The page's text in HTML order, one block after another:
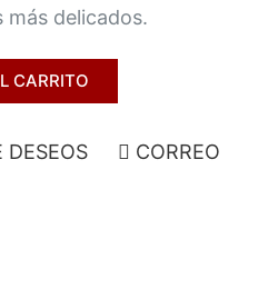
delicados.
CARRITO
DESEOS
CORREO